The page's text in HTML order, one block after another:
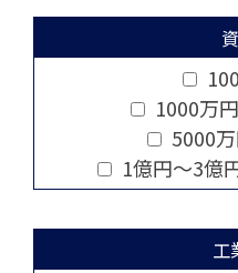
1000万
5000
1億円～3億
工